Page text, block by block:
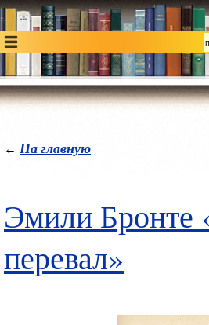
← На главную
Эмили Бронте
перевал»